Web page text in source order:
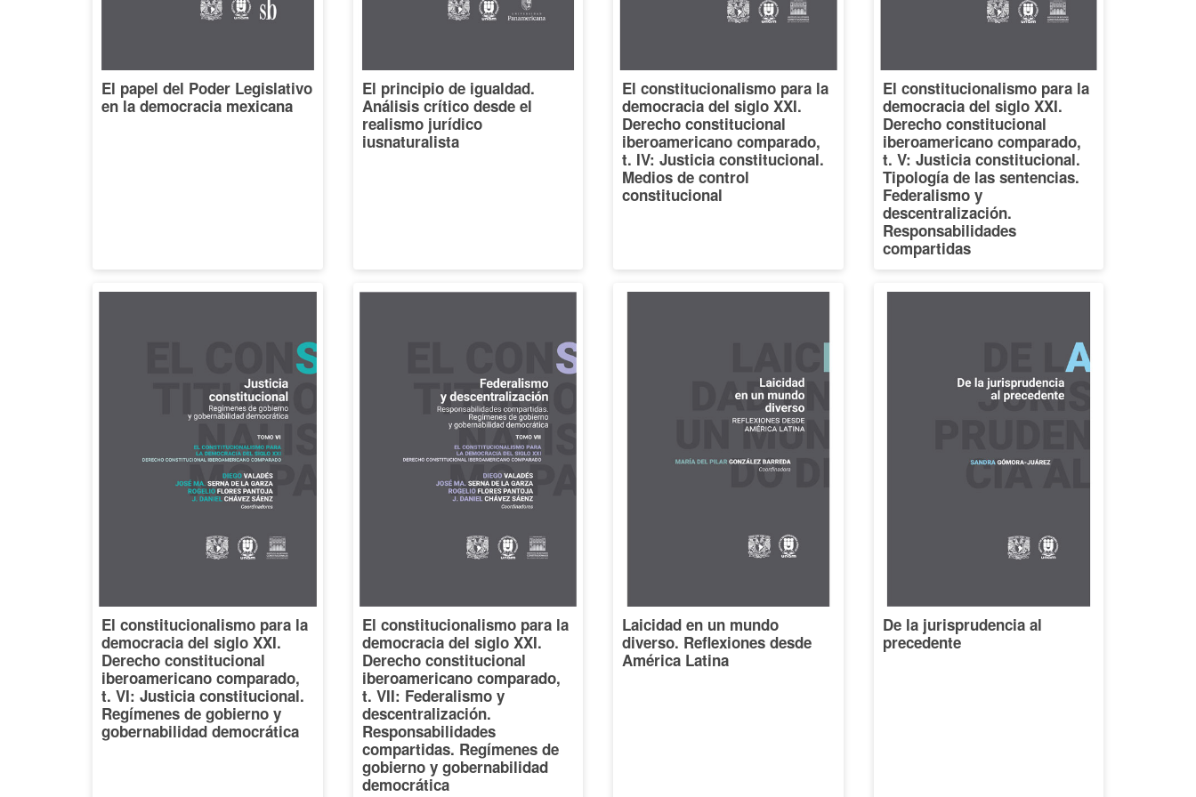
El papel del Poder Legislativo
en la democracia mexicana
El principio de igualdad.
Análisis crítico desde el
realismo jurídico
iusnaturalista
El constitucionalismo para la
democracia del siglo XXI.
Derecho constitucional
iberoamericano comparado,
t. IV: Justicia constitucional.
Medios de control
constitucional
El constitucionalismo para la
democracia del siglo XXI.
Derecho constitucional
iberoamericano comparado,
t. V: Justicia constitucional.
Tipología de las sentencias.
Federalismo y
descentralización.
Responsabilidades
compartidas
El constitucionalismo para la
democracia del siglo XXI.
Derecho constitucional
iberoamericano comparado,
t. VI: Justicia constitucional.
Regímenes de gobierno y
gobernabilidad democrática
El constitucionalismo para la
democracia del siglo XXI.
Derecho constitucional
iberoamericano comparado,
t. VII: Federalismo y
descentralización.
Responsabilidades
compartidas. Regímenes de
gobierno y gobernabilidad
democrática
Laicidad en un mundo
diverso. Reflexiones desde
América Latina
De la jurisprudencia al
precedente